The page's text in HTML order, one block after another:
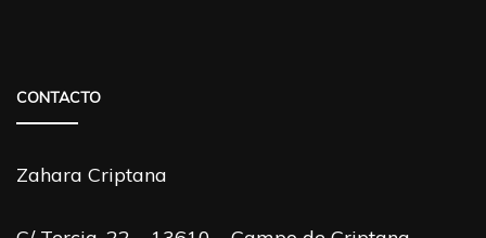
CONTACTO
Zahara Criptana